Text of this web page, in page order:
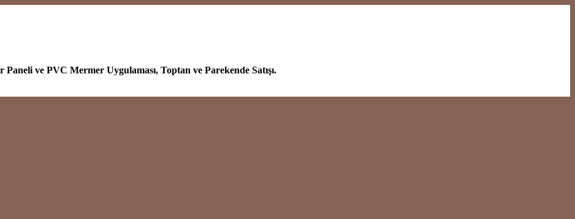
ve PVC Mermer Uygulaması, Toptan ve Parekende Satışı.